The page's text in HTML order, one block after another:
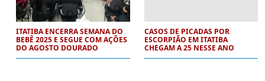
ITATIBA ENCERRA SEMANA DO
BEBÊ 2025 E SEGUE COM AÇÕES
DO AGOSTO DOURADO
CASOS DE PICADAS POR
ESCORPIÃO EM ITATIBA
CHEGAM A 25 NESSE ANO